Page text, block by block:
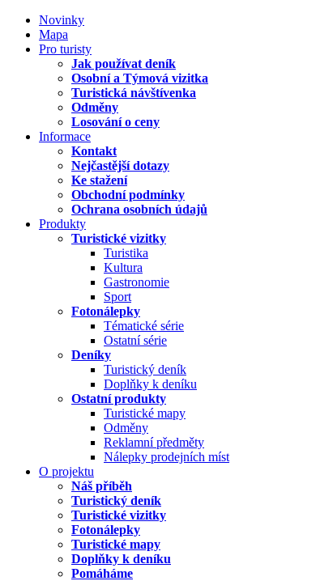
Novinky
Mapa
Pro turisty
Jak používat deník
Osobní a Týmová vizitka
Turistická návštívenka
Odměny
Losování o ceny
Informace
Kontakt
Nejčastější dotazy
Ke stažení
Obchodní podmínky
Ochrana osobních údajů
Produkty
Turistické vizitky
Turistika
Kultura
Gastronomie
Sport
Fotonálepky
Tématické série
Ostatní série
Deníky
Turistický deník
Doplňky k deníku
Ostatní produkty
Turistické mapy
Odměny
Reklamní předměty
Nálepky prodejních míst
O projektu
Náš příběh
Turistický deník
Turistické vizitky
Fotonálepky
Turistické mapy
Doplňky k deníku
Pomáháme